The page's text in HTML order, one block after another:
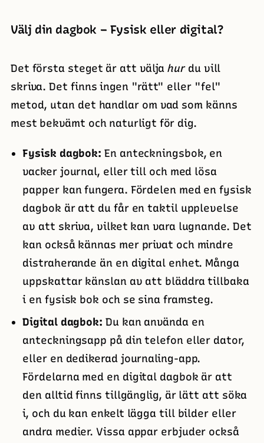
Välj din dagbok – Fysisk eller digital?
Det första steget är att väljahurdu vill
skriva. Det finns ingen "rätt" eller "fel"
metod, utan det handlar om vad som känns
mest bekvämt och naturligt för dig.
Fysisk dagbok: En anteckningsbok, en
vacker journal, eller till och med lösa
papper kan fungera. Fördelen med en fysisk
dagbok är att du får en taktil upplevelse
av att skriva, vilket kan vara lugnande. Det
kan också kännas mer privat och mindre
distraherande än en digital enhet. Många
uppskattar känslan av att bläddra tillbaka
i en fysisk bok och se sina framsteg.
Digital dagbok: Du kan använda en
anteckningsapp på din telefon eller dator,
eller en dedikerad journaling-app.
Fördelarna med en digital dagbok är att
den alltid finns tillgänglig, är lätt att söka
i, och du kan enkelt lägga till bilder eller
andra medier. Vissa appar erbjuder också